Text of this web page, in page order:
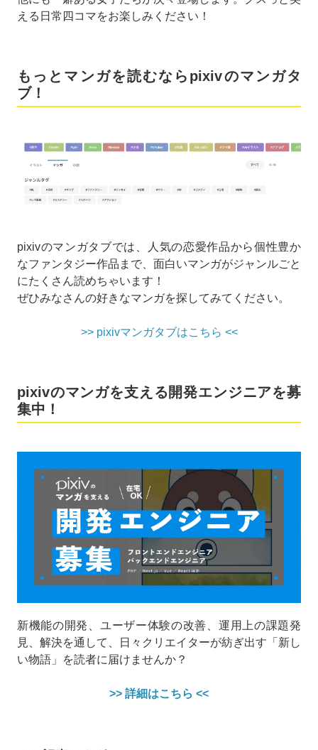
える日常四コマをお楽しみください！
もっとマンガを読むならpixivのマンガタ
ブ！
pixivのマンガタブでは、人気の恋愛作品から個性豊か
なファンタジー作品まで、面白いマンガがジャンルごと
にたくさん読めちゃいます！
ぜひみなさんの好きなマンガを探してみてください。
>> pixivマンガタブはこちら <<
pixivのマンガを支える開発エンジニアを募
集中！
新機能の開発、ユーザー体験の改善、運用上の課題発
見、解決を通して、日々クリエイターが紡ぎ出す「新し
い物語」を読者に届けませんか？
>> 詳細はこちら <<